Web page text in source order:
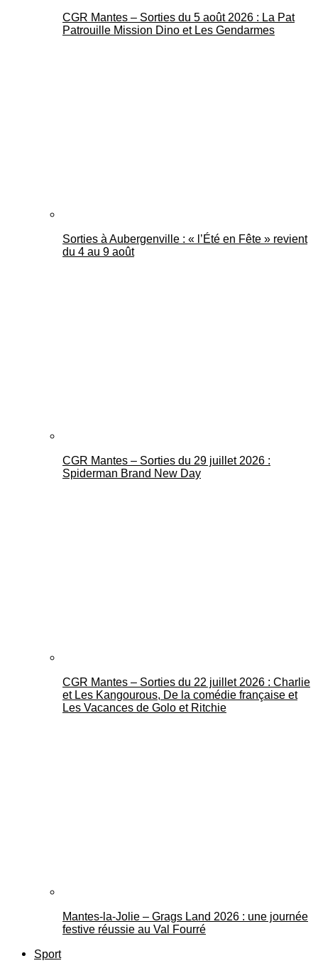
CGR Mantes – Sorties du 5 août 2026 : La Pat
Patrouille Mission Dino et Les Gendarmes
Sorties à Aubergenville : « l’Été en Fête » revient
du 4 au 9 août
CGR Mantes – Sorties du 29 juillet 2026 :
Spiderman Brand New Day
CGR Mantes – Sorties du 22 juillet 2026 : Charlie
et Les Kangourous, De la comédie française et
Les Vacances de Golo et Ritchie
Mantes-la-Jolie – Grags Land 2026 : une journée
festive réussie au Val Fourré
Sport